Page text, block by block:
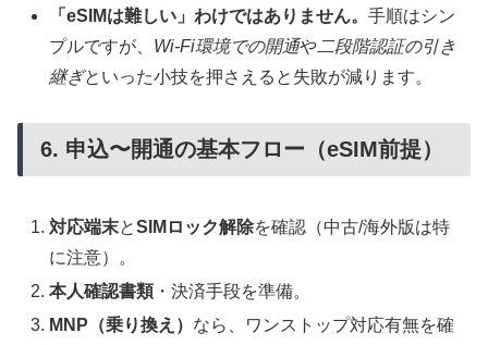
「eSIMは難しい」わけではありません。手順はシン
プルですが、 Wi-Fi環境での開通や 二段階認証の引き
継ぎといった小技を押さえると失敗が減ります。
6. 申込〜開通の基本フロー（eSIM前提）
対応端末とSIMロック解除を確認（中古/海外版は特
に注意）。
本人確認書類・決済手段を準備。
MNP（乗り換え） なら、ワンストップ対応有無を確